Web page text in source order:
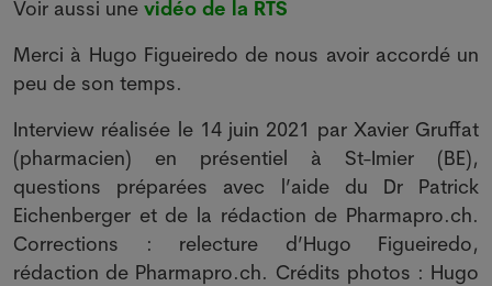
Voir aussi une vidéo de la RTS
Merci à Hugo Figueiredo de nous avoir accordé un
peu de son temps.
Interview réalisée le 14 juin 2021 par Xavier Gruffat
(pharmacien) en présentiel à St-Imier (BE),
questions préparées avec l’aide du Dr Patrick
Eichenberger et de la rédaction de Pharmapro.ch.
Corrections : relecture d’Hugo Figueiredo,
rédaction de Pharmapro.ch. Crédits photos : Hugo